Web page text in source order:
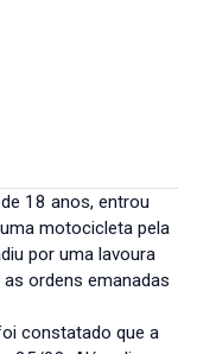
18 anos, entrou
motocicleta pela
por uma lavoura
ordens emanadas
constatado que a